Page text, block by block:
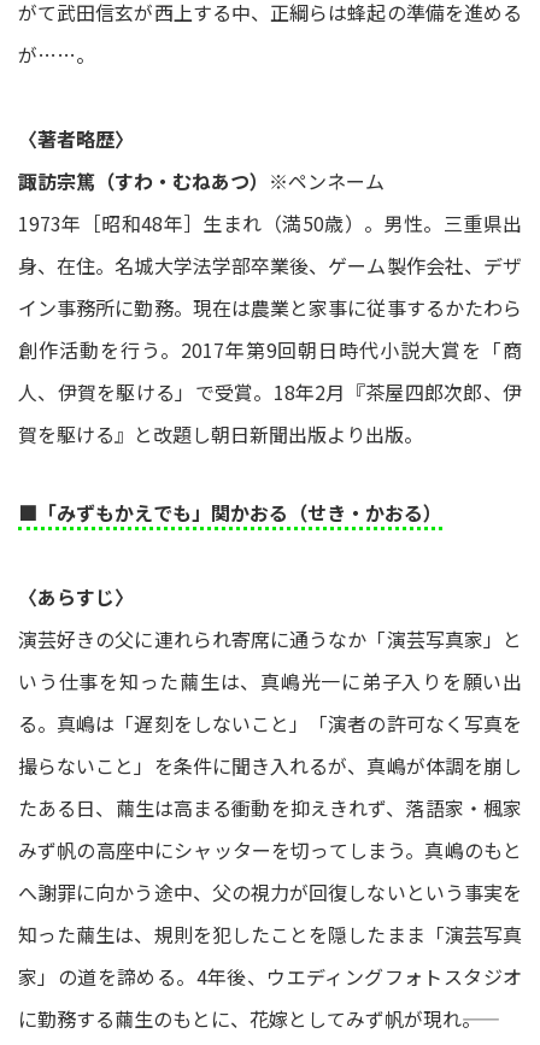
がて武田信玄が西上する中、正綱らは蜂起の準備を進める
が……。
〈著者略歴〉
諏訪宗篤（すわ・むねあつ） ※ペンネーム
1973年［昭和48年］生まれ（満50歳）。男性。三重県出
身、在住。名城大学法学部卒業後、ゲーム製作会社、デザ
イン事務所に勤務。現在は農業と家事に従事するかたわら
創作活動を行う。2017年第9回朝日時代小説大賞を「商
人、伊賀を駆ける」で受賞。18年2月『茶屋四郎次郎、伊
賀を駆ける』と改題し朝日新聞出版より出版。
■「みずもかえでも」関かおる（せき・かおる）
〈あらすじ〉
演芸好きの父に連れられ寄席に通うなか「演芸写真家」と
いう仕事を知った繭生は、真嶋光一に弟子入りを願い出
る。真嶋は「遅刻をしないこと」「演者の許可なく写真を
撮らないこと」を条件に聞き入れるが、真嶋が体調を崩し
たある日、繭生は高まる衝動を抑えきれず、落語家・楓家
みず帆の高座中にシャッターを切ってしまう。真嶋のもと
へ謝罪に向かう途中、父の視力が回復しないという事実を
知った繭生は、規則を犯したことを隠したまま「演芸写真
家」の道を諦める。4年後、ウエディングフォトスタジオ
に勤務する繭生のもとに、花嫁としてみず帆が現れ――。